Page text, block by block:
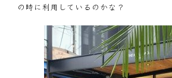
の時に利用しているのかな？